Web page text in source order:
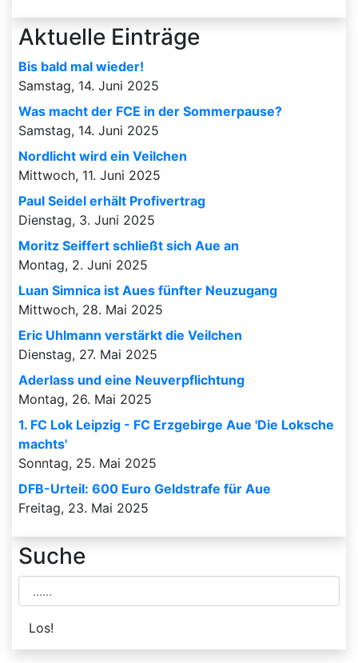
Aktuelle Einträge
Bis bald mal wieder!
Samstag, 14. Juni 2025
Was macht der FCE in der Sommerpause?
Samstag, 14. Juni 2025
Nordlicht wird ein Veilchen
Mittwoch, 11. Juni 2025
Paul Seidel erhält Profivertrag
Dienstag, 3. Juni 2025
Moritz Seiffert schließt sich Aue an
Montag, 2. Juni 2025
Luan Simnica ist Aues fünfter Neuzugang
Mittwoch, 28. Mai 2025
Eric Uhlmann verstärkt die Veilchen
Dienstag, 27. Mai 2025
Aderlass und eine Neuverpflichtung
Montag, 26. Mai 2025
1. FC Lok Leipzig - FC Erzgebirge Aue 'Die Loksche
machts'
Sonntag, 25. Mai 2025
DFB-Urteil: 600 Euro Geldstrafe für Aue
Freitag, 23. Mai 2025
Suche